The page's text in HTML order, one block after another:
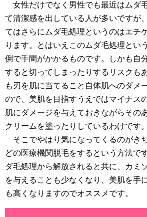
女性だけでなく男性でも最近はムダ
て清潔感を出している人が多いですが
てはさらにムダ毛処理というのはエチ
ります。とはいえこのムダ毛処理とい
倒で手間がかかるものです。しかも自
すると切ってしまったりするリスクも
も刃を肌に当てること自体肌へのダメ
ので、美肌を目指すうえではマイナス
肌にダメージを与えておきながらその
クリームを塗ったりしているわけです。
そこでやはり気になってくるのがき
どの医療機関脱毛をするという方法で
ダ毛処理から解放されると共に、カミ
を与えることも少なくなり、美肌を手
も高くなりますのでオススメです。